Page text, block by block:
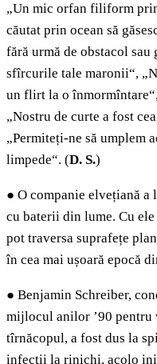
„Un mic orfan filiform
căutat prin ocean să
fără urmă de obstacol
sfîrcurile tale maronii“,
un flirt la o
„Nostru de curte a fost
„Permiteți-ne să umplem
limpede“. (D. S.)
● O companie elvețiană a
cu baterii din lume. Cu
pot traversa suprafețe
în cea mai ușoară epocă
● Benjamin Schreiber,
mijlocul anilor ’90 pentru
tîrnăcopul, a fost dus la
infecții la rinichi, acolo